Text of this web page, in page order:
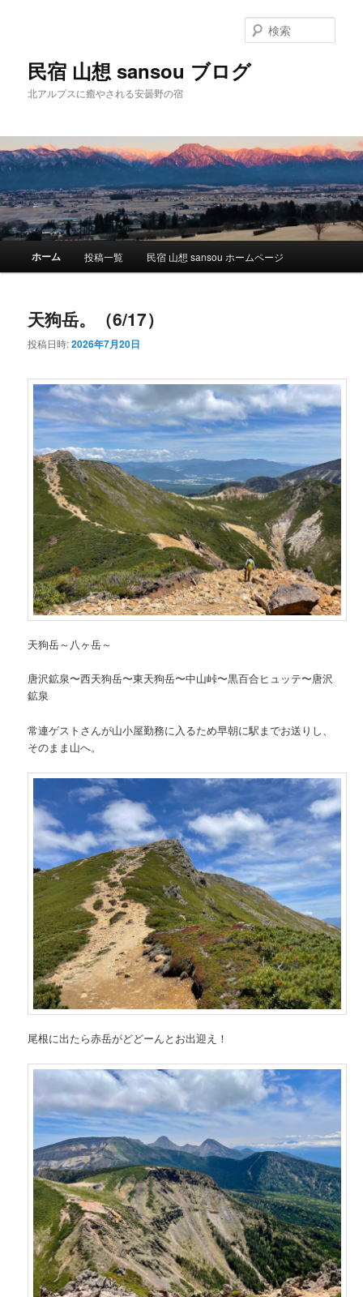
民宿 山想 sansou ブログ
北アルプスに癒やされる安曇野の宿
索
メ
ン
ン
テ
ン
へ
移
動
サ
コ
テ
ン
ツ
移
動
ホーム 投稿一覧 民宿 山想 sansou ホームページ
天狗岳。（6/17）
投稿日時:2026年7月20日
天狗岳～八ヶ岳～
唐沢鉱泉〜西天狗岳〜東天狗岳〜中山峠〜黒百合ヒュッテ〜唐沢
鉱泉
常連ゲストさんが山小屋勤務に入るため早朝に駅までお送りし、
そのまま山へ。
尾根に出たら赤岳がどどーんとお出迎え！